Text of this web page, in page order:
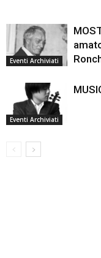
Eventi Archiviati
Eventi Archiviati